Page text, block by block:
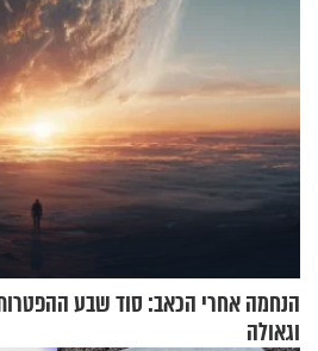
הנחמה אחרי הכאב: סוד שבע
וגאולה